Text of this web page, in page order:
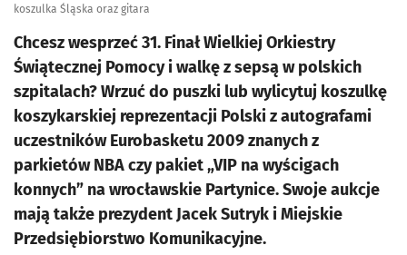
koszulka Śląska oraz gitara
Chcesz wesprzeć 31. Finał Wielkiej Orkiestry
Świątecznej Pomocy i walkę z sepsą w polskich
szpitalach? Wrzuć do puszki lub wylicytuj koszulkę
koszykarskiej reprezentacji Polski z autografami
uczestników Eurobasketu 2009 znanych z
parkietów NBA czy pakiet „VIP na wyścigach
konnych” na wrocławskie Partynice. Swoje aukcje
mają także prezydent Jacek Sutryk i Miejskie
Przedsiębiorstwo Komunikacyjne.